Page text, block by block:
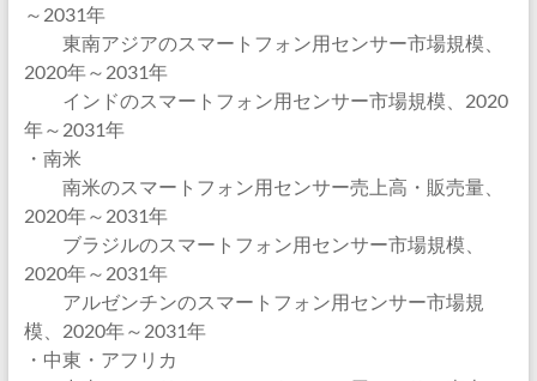
～2031年
東南アジアのスマートフォン用センサー市場規模、
2020年～2031年
インドのスマートフォン用センサー市場規模、2020
年～2031年
・南米
南米のスマートフォン用センサー売上高・販売量、
2020年～2031年
ブラジルのスマートフォン用センサー市場規模、
2020年～2031年
アルゼンチンのスマートフォン用センサー市場規
模、2020年～2031年
・中東・アフリカ